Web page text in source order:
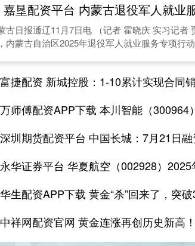
嘉垦配资平台 内蒙古退役军人就业服务专项行动
古日报通辽11月7日电 （记者 霍晓庆 实习记者
内蒙古自治区2025年退役军人就业服务专项行
富捷配资 新城控股：1-10累计实现合同销售金额约
万师傅配资APP下载 本川智能（300964）新增一起对外投资，被投资公司为上海本川
深圳期货配资平台 中国长城：7月21日融资买入7947.69万元，融资融
永华证券平台 华夏航空（002928）2025年中报简析：营收净利润同比双双增长
华生配资APP下载 黄金“杀”回来了，突破3500
中祥网配资官网 黄金连涨再创历史新高！美政府停摆风险+数据疲软，加息